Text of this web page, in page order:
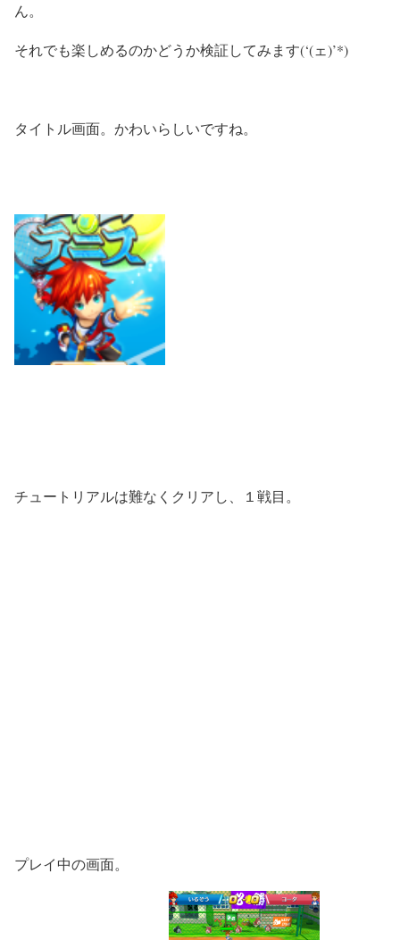
ん。
それでも楽しめるのかどうか検証してみます(‘(ェ)’*)
タイトル画面。かわいらしいですね。
チュートリアルは難なくクリアし、１戦目。
プレイ中の画面。